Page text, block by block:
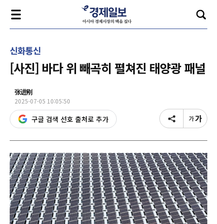
신화통신
[사진] 바다 위 빼곡히 펼쳐진 태양광 패널
张进刚
2025-07-05 10:05:50
구글 검색 선호 출처로 추가